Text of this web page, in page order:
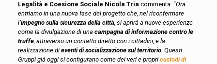
Legalità e Coesione Sociale Nicola Tria commenta: “Ora
entriamo in una nuova fase del progetto che, nel riconfermare
l’impegno sulla sicurezza della città, si aprirà a nuove esperienze
come la divulgazione di una campagna di informazione contro le
truffe, attraverso un contatto diretto con i cittadini, e la
realizzazione di eventi di socializzazione sul territorio. Questi
Gruppi già oggi si configurano come dei veri e propri custodi di